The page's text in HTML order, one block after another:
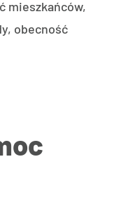
mieszkańców,
obecność